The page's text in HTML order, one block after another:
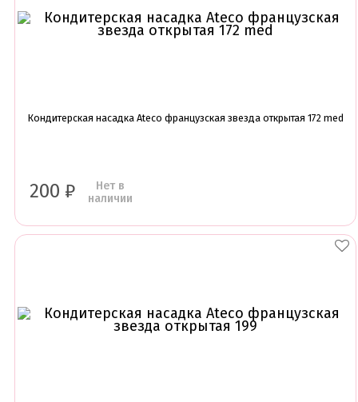
Кондитерская насадка Ateco французская звезда открытая 172 med
200 ₽
Нет в
наличии